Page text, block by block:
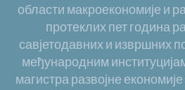
области макроекономије и
протеклих пет година
савјетодавних и извршних
међународним
магистра развојне